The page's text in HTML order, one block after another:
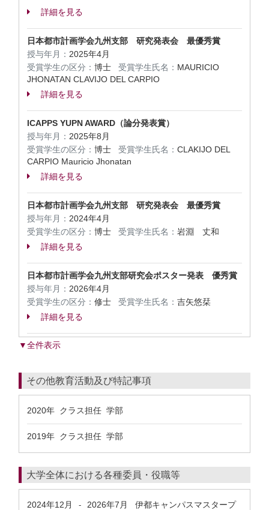
詳細を見る
日本都市計画学会九州支部 研究発表会 最優秀賞
授与年月： 2025年4月
受賞学生の区分： 博士 受賞学生氏名： MAURICIO
JHONATAN CLAVIJO DEL CARPIO
詳細を見る
ICAPPS YUPN AWARD（論分発表賞）
授与年月： 2025年8月
受賞学生の区分： 博士 受賞学生氏名： CLAKIJO DEL
CARPIO Mauricio Jhonatan
詳細を見る
日本都市計画学会九州支部 研究発表会 最優秀賞
授与年月： 2024年4月
受賞学生の区分： 博士 受賞学生氏名： 岩淵 丈和
詳細を見る
日本都市計画学会九州支部研究会ポスター発表 優秀賞
授与年月： 2026年4月
受賞学生の区分： 修士 受賞学生氏名： 吉矢悠栞
詳細を見る
▼全件表示
その他教育活動及び特記事項
2020年 クラス担任 学部
2019年 クラス担任 学部
大学全体における各種委員・役職等
2024年12月 - 2026年7月
伊都キャンパスマスタープ